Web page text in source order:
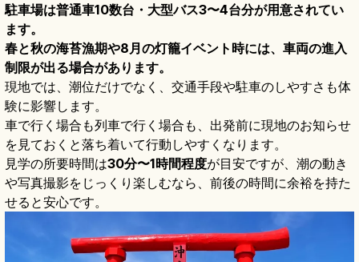
駐車場は普通車10数台・大型バス3〜4台分が用意されてい
ます。
春と秋の海苔漁期や8月の灯籠イベント時には、車両の進入
制限が出る場合があります。
現地では、潮位だけでなく、交通手段や駐車のしやすさも体
験に影響します。
車で行く場合も列車で行く場合も、出発前に現地のお知らせ
を見ておくと落ち着いて行動しやすくなります。
見学の所要時間は30分〜1時間程度が目安ですが、潮の動き
や写真撮影をじっくり楽しむなら、前後の時間に余裕を持た
せると安心です。